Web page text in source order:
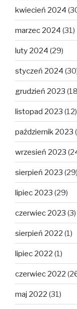
kwiecień 2024
marzec 2024 (31)
luty 2024 (29)
styczeń 2024
grudzień 2023
listopad 2023 (12)
październik 2023
wrzesień 2023
sierpień 2023 (29)
lipiec 2023 (29)
czerwiec 2023 (3)
sierpień 2022 (1)
lipiec 2022 (1)
czerwiec 2022
maj 2022 (31)